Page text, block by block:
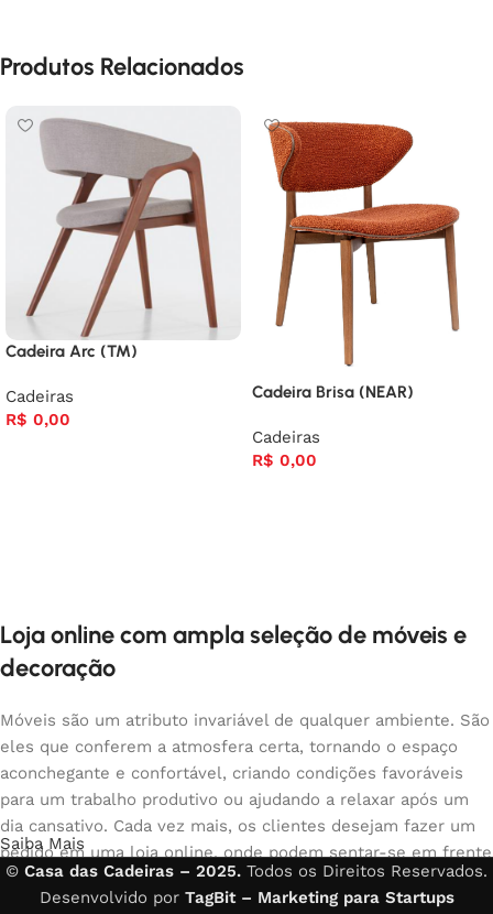
Produtos Relacionados
Cadeira Arc (TM)
Cadeiras
R$ 0,00
Cadeira Brisa (NEAR)
Cadeiras
R$ 0,00
Loja online com ampla seleção de móveis e
decoração
Móveis são um atributo invariável de qualquer ambiente. São
eles que conferem a atmosfera certa, tornando o espaço
aconchegante e confortável, criando condições favoráveis
para um trabalho produtivo ou ajudando a relaxar após um
dia cansativo. Cada vez mais, os clientes desejam fazer um
pedido em uma loja online, onde podem sentar-se em frente
ao computador no seu tempo livre, organizar os móveis da
foto e comprar com tranquilidade os móveis que gostam. A
Saiba Mais
© Casa das Cadeiras – 2025. Todos os Direitos Reservados.
Desenvolvido por TagBit – Marketing para Startups